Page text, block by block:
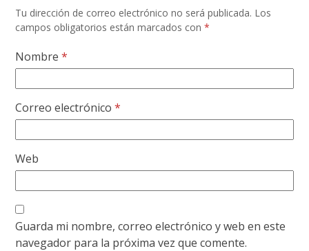
Tu dirección de correo electrónico no será publicada. Los
campos obligatorios están marcados con*
Nombre*
Correo electrónico*
Web
Guarda mi nombre, correo electrónico y web en este
navegador para la próxima vez que comente.